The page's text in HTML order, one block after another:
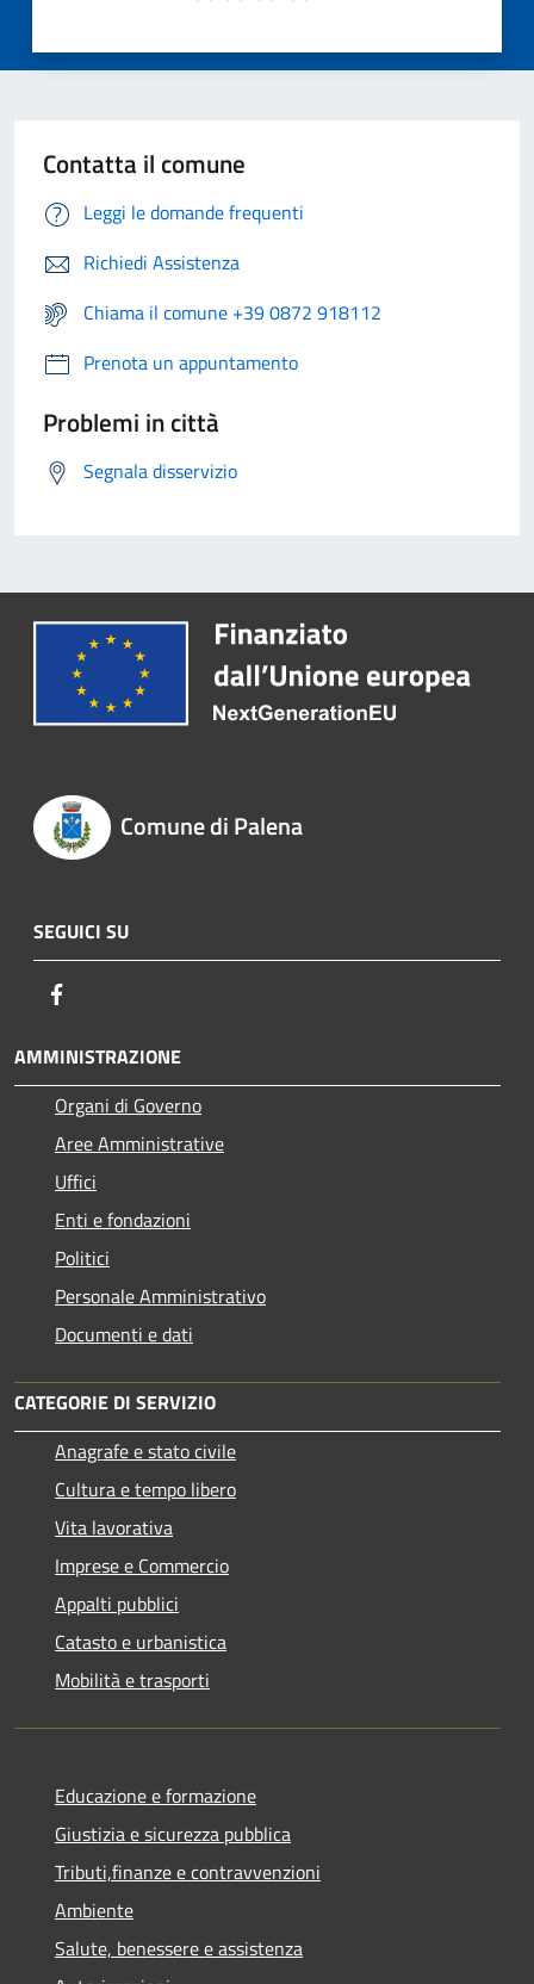
Contatta il comune
Leggi le domande frequenti
Richiedi Assistenza
Chiama il comune +39 0872 918112
Prenota un appuntamento
Problemi in città
Segnala disservizio
Comune di Palena
SEGUICI SU
AMMINISTRAZIONE
Organi di Governo
Aree Amministrative
Uffici
Enti e fondazioni
Politici
Personale Amministrativo
Documenti e dati
CATEGORIE DI SERVIZIO
Anagrafe e stato civile
Cultura e tempo libero
Vita lavorativa
Imprese e Commercio
Appalti pubblici
Catasto e urbanistica
Mobilità e trasporti
Educazione e formazione
Giustizia e sicurezza pubblica
Tributi,finanze e contravvenzioni
Ambiente
Salute, benessere e assistenza